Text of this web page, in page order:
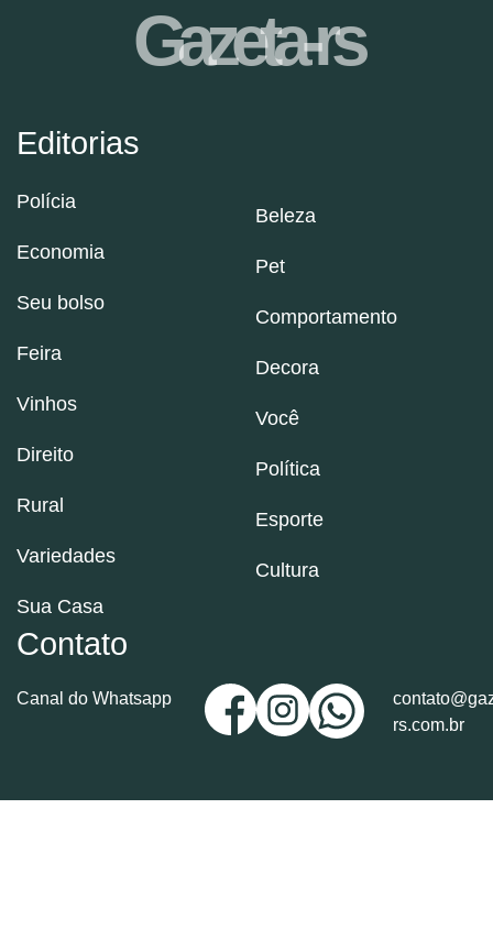
Editorias
Polícia
Economia
Seu bolso
Feira
Vinhos
Direito
Rural
Variedades
Sua Casa
Beleza
Pet
Comportamento
Decora
Você
Política
Esporte
Cultura
Contato
Canal do Whatsapp
rs.com.br
Gazeta-rs